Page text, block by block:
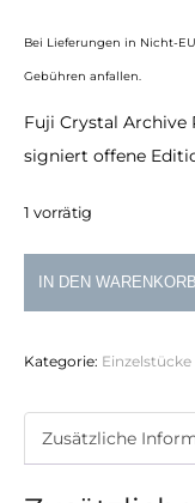
Bei Lieferungen in Nicht-
Gebühren anfallen.
Fuji Crystal
signiert offene
1 vorrätig
IN DEN WARENKORB
Kategorie: Einzelstücke
Zusätzliche